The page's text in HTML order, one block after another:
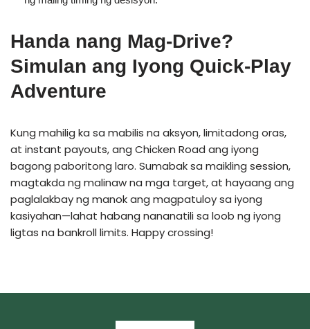
Handa nang Mag-Drive?
Simulan ang Iyong Quick‑Play
Adventure
Kung mahilig ka sa mabilis na aksyon, limitadong oras,
at instant payouts, ang Chicken Road ang iyong
bagong paboritong laro. Sumabak sa maikling session,
magtakda ng malinaw na mga target, at hayaang ang
paglalakbay ng manok ang magpatuloy sa iyong
kasiyahan—lahat habang nananatili sa loob ng iyong
ligtas na bankroll limits. Happy crossing!